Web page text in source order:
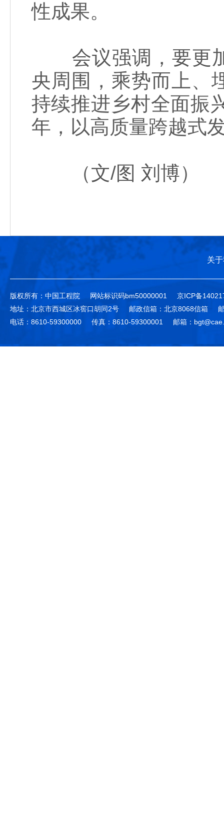
性成果。
会议强调，要更加
央周围，乘势而上、
持续推进乡村全面振
年，以高质量跨越式
（文/图 刘博）
关
版权所有：中国工程院 网站标识码bm50000001
京ICP备
地址：北京市西城区冰窖口胡同2号
邮政信箱：北京8068信箱
电话：8610-59300000
传真：8610-59300001 邮箱：